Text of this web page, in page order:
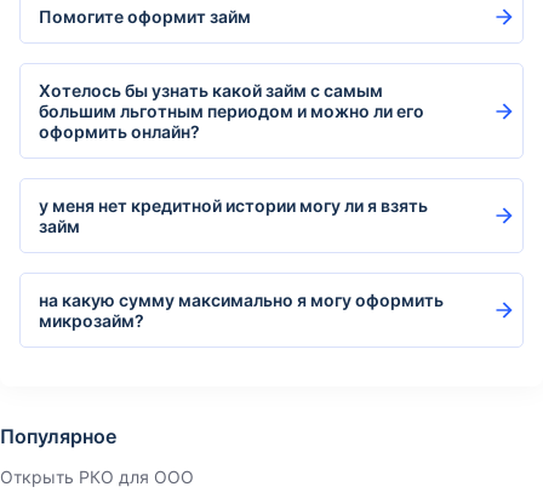
Помогите оформит займ
Хотелось бы узнать какой займ с самым
большим льготным периодом и можно ли его
оформить онлайн?
у меня нет кредитной истории могу ли я взять
займ
на какую сумму максимально я могу оформить
микрозайм?
Популярное
Открыть РКО для ООО